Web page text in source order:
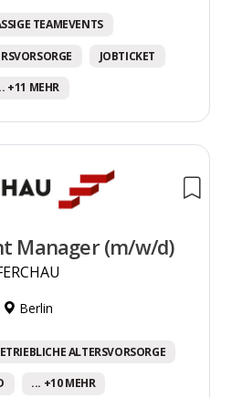
TEAMEVENTS
JOBTICKET
+11 MEHR
Manager (m/w/d)
Berlin
ALTERSVORSORGE
... +10 MEHR